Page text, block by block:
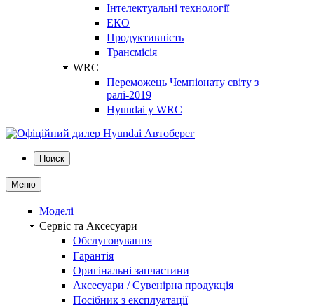
Інтелектуальні технології
ЕКО
Продуктивність
Трансмісія
WRC
Переможець Чемпіонату світу з
ралі-2019
Hyundai у WRC
Поиск
Меню
Моделі
Сервіс та Аксесуари
Обслуговування
Гарантія
Оригінальні запчастини
Аксесуари / Сувенірна продукція
Посібник з експлуатації